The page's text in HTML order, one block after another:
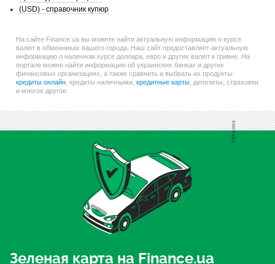
(USD) - справочник купюр
На сайте Finance.ua вы можете найти актуальную информацию о курсе
валют в обменниках вашего города. Наш сайт предоставляет актуальную
информацию о наличном курсе доллара, евро и других валют к гривне. На
портале можно найти информацию об украинских банках и других
финансовых организациях, а также сравнить и выбрать их продукты:
кредиты онлайн , кредиты наличными, кредитные карты , депозиты, страховки
и многое другое.
Зеленая карта на Finance.ua